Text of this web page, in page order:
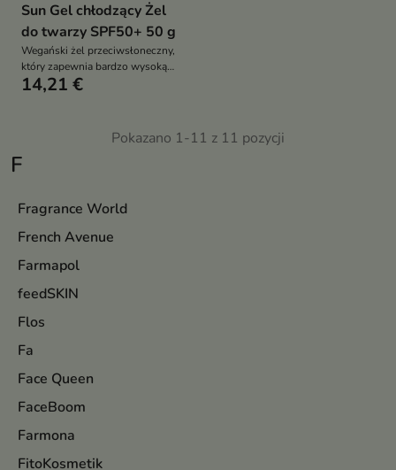
F
Fragrance World
French Avenue
Farmapol
feedSKIN
Flos
Fa
Face Queen
FaceBoom
Farmona
FitoKosmetik
Sun Gel chłodzący Żel
do twarzy SPF50+ 50 g
Wegański żel przeciwsłoneczny,
który zapewnia bardzo wysoką
ochronę przed promieniowaniem
14,21 €
Pokazano 1-11 z 11 pozycji